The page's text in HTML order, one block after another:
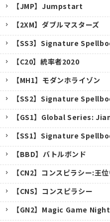
【JMP】Jumpstart
【2XM】ダブルマスターズ
【SS3】Signature
【C20】統率者2020
【MH1】モダンホライゾン
【SS2】Signature
【GS1】Global Series:
【SS1】Signature
【BBD】バトルボンド
【CN2】コンスピラシー:王
【CNS】コンスピラシー
【GN2】Magic Game